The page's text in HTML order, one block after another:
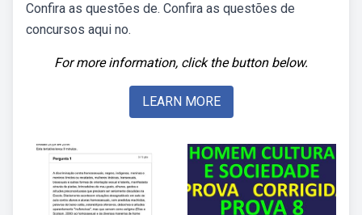
Confira as questões de. Confira as questões de
concursos aqui no.
For more information, click the button below.
LEARN MORE